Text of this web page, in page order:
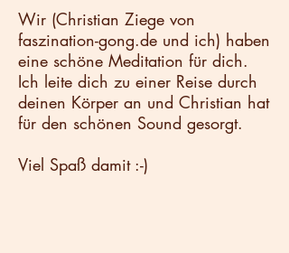
Wir (Christian Ziege von
faszination-gong.de und ich) haben
eine schöne Meditation für dich.
Ich leite dich zu einer Reise durch
deinen Körper an und Christian hat
für den schönen Sound gesorgt.
Viel Spaß damit :-)